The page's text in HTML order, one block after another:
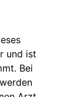
und ist
Bei